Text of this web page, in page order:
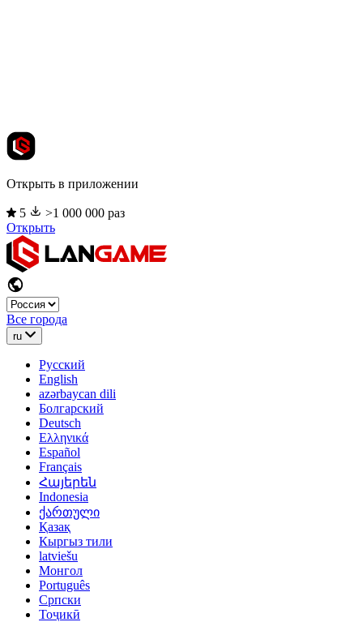
Открыть в приложении
5
>1 000 000 раз
Открыть
Все города
ru
Русский
English
azərbaycan dili
Болгарский
Deutsch
Ελληνικά
Español
Français
Հայերեն
Indonesia
ქართული
Қазақ
Кыргыз тили
latviešu
Монгол
Português
Српски
Тоҷикӣ